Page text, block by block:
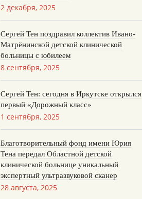
2 декабря, 2025
Сергей Тен поздравил коллектив Ивано-
Матрёнинской детской клинической
больницы с юбилеем
8 сентября, 2025
Сергей Тен: сегодня в Иркутске открылся
первый «Дорожный класс»
1 сентября, 2025
Благотворительный фонд имени Юрия
Тена передал Областной детской
клинической больнице уникальный
экспертный ультразвуковой сканер
28 августа, 2025